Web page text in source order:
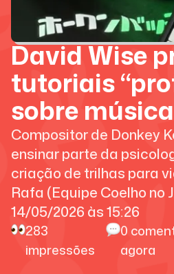
David Wise
tutoriais
sobre
Compositor de Donkey
ensinar parte da
criação de trilhas para
Rafa (Equipe Coelho no
14/05/2026 às15:26
283
impressões
0
agora